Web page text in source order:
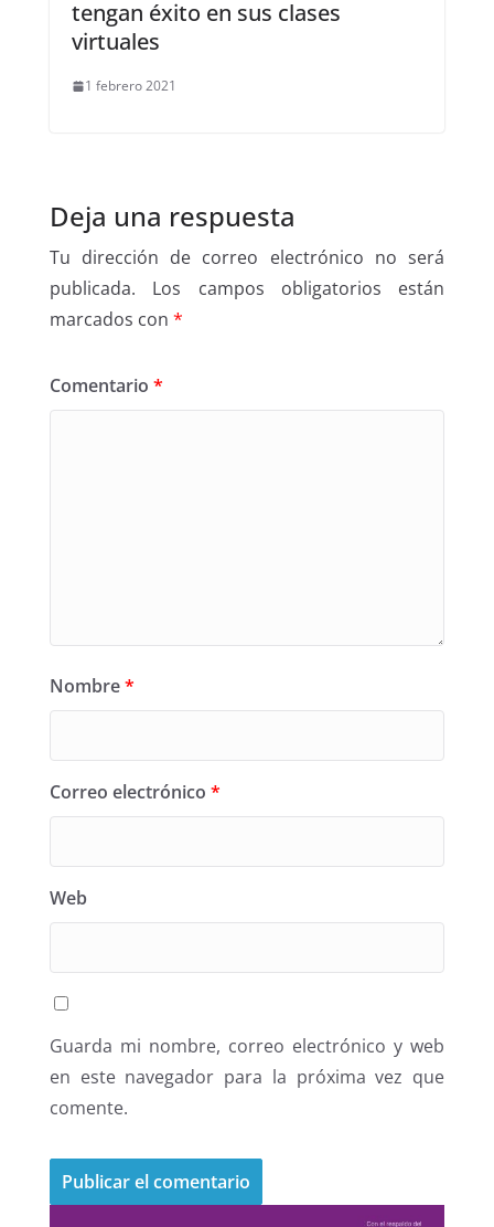
tengan éxito en sus clases
virtuales
1 febrero 2021
Deja una respuesta
Tu dirección de correo electrónico no será
publicada.
Los campos obligatorios están
marcados con *
Comentario *
Nombre*
Correo electrónico *
Web
Guarda mi nombre, correo electrónico y web
en este navegador para la próxima vez que
comente.